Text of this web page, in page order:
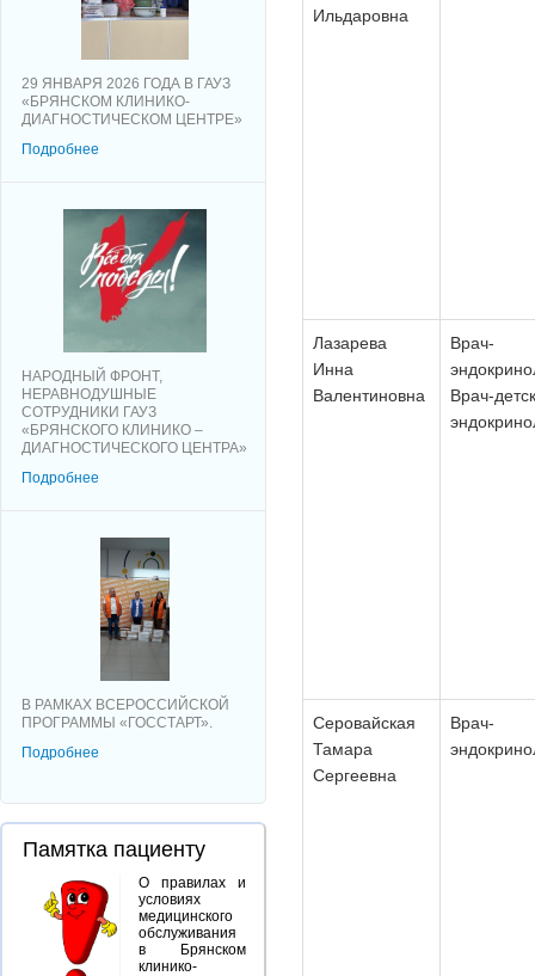
29 ЯНВАРЯ 2026 ГОДА В ГАУЗ
«БРЯНСКОМ КЛИНИКО-
ДИАГНОСТИЧЕСКОМ ЦЕНТРЕ»
Подробнее
НАРОДНЫЙ ФРОНТ,
НЕРАВНОДУШНЫЕ
СОТРУДНИКИ ГАУЗ
«БРЯНСКОГО КЛИНИКО –
ДИАГНОСТИЧЕСКОГО ЦЕНТРА»
Подробнее
В РАМКАХ ВСЕРОССИЙСКОЙ
ПРОГРАММЫ «ГОССТАРТ».
Подробнее
Памятка пациенту
О правилах и
условиях
медицинского
обслуживания
в Брянском
клинико-
Ильдаровна
Лазарева
Инна
Валентиновна
Врач-
Врач-
Серовайская
Тамара
Сергеевна
Врач-